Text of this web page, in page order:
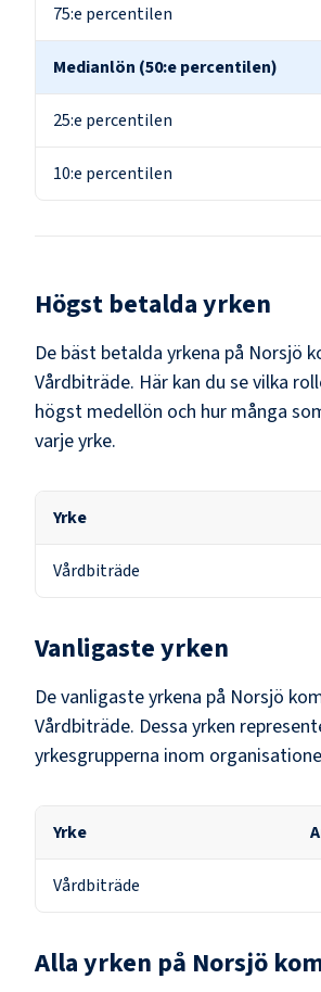
75:e percentilen
Medianlön (50:e percentilen)
25:e percentilen
10:e percentilen
Högst betalda yrken
De bäst betalda yrkena på Norsjö
Vårdbiträde. Här kan du se vilka
högst medellön och hur många
varje yrke.
Yrke
Vårdbiträde
Vanligaste yrken
De vanligaste yrkena på Norsjö
Vårdbiträde. Dessa yrken
yrkesgrupperna inom
Yrke
Vårdbiträde
Alla yrken på Norsjö